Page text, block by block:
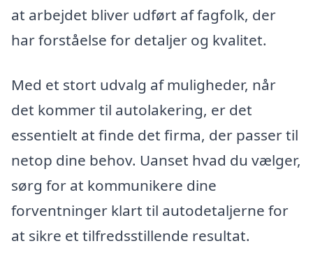
at arbejdet bliver udført af fagfolk, der
har forståelse for detaljer og kvalitet.
Med et stort udvalg af muligheder, når
det kommer til autolakering, er det
essentielt at finde det firma, der passer til
netop dine behov. Uanset hvad du vælger,
sørg for at kommunikere dine
forventninger klart til autodetaljerne for
at sikre et tilfredsstillende resultat.